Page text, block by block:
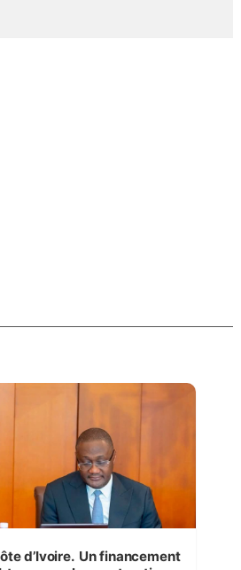
d’Ivoire. Un financement